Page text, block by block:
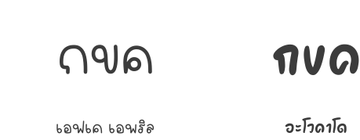
กขค
เอฟเค เอพริล
กขค
อะโวคาโด